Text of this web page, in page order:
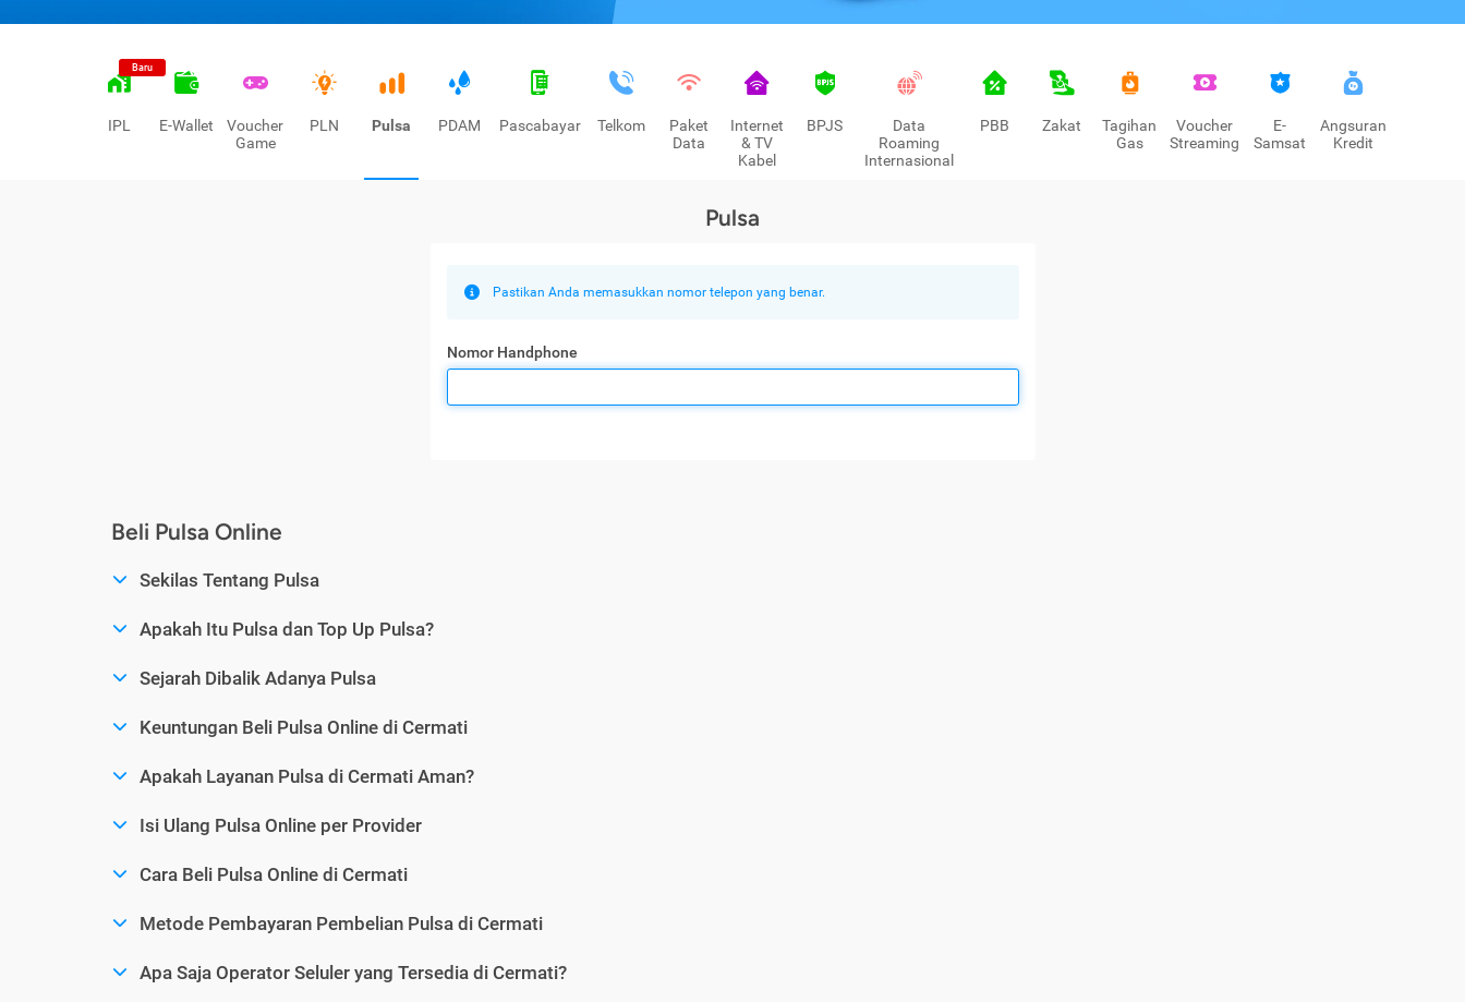
Baru
IPL E-Wallet
Voucher
Game
PLN Pulsa PDAM Pascabayar Telkom
Paket
Data
Internet
& TV
Kabel
BPJS
Data
Roaming
Internasional
PBB Zakat
Tagihan
Gas
Voucher
Streaming
E-
Samsat
Angsuran
Kredit
Pulsa
Pastikan Anda memasukkan nomor telepon yang benar.
Nomor Handphone
Beli Pulsa Online
Sekilas Tentang Pulsa
Apakah Itu Pulsa dan Top Up Pulsa?
Sejarah Dibalik Adanya Pulsa
Keuntungan Beli Pulsa Online di Cermati
Apakah Layanan Pulsa di Cermati Aman?
Isi Ulang Pulsa Online per Provider
Cara Beli Pulsa Online di Cermati
Metode Pembayaran Pembelian Pulsa di Cermati
Apa Saja Operator Seluler yang Tersedia di Cermati?